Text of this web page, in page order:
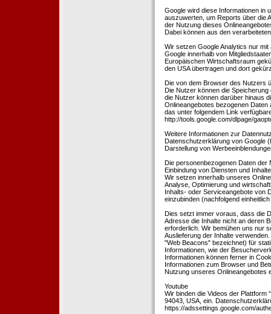
Google wird diese Informationen in
auszuwerten, um Reports über die
der Nutzung dieses
Dabei können aus den
Wir setzen Google Analytics nur
Google innerhalb von
Europäischen Wirtschaftsraum
den USA übertragen und dort
Die von dem Browser des Nutzers
Die Nutzer können die
die Nutzer können darüber hinaus
Onlineangebotes bezogenen
das unter folgendem Link
http://tools.google.com/dlpage/
Weitere Informationen zur
Datenschutzerklärung von Google
Darstellung von
Die personenbezogenen Daten der
Einbindung von Diensten und
Wir setzen innerhalb unseres
Analyse, Optimierung und
Inhalts- oder Serviceangebote von
einzubinden (nachfolgend
Dies setzt immer voraus, dass die
Adresse die Inhalte nicht an deren
erforderlich. Wir bemühen uns nur
Auslieferung der Inhalte
"Web Beacons" bezeichnet) für
Informationen, wie der
Informationen können ferner in
Informationen zum Browser und
Nutzung unseres Onlineangebotes
Youtube
Wir binden die Videos der Plattform
94043, USA, ein.
https://adssettings.google.com/